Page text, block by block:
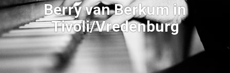
Berry van Berkum in
Tivoli/Vredenburg